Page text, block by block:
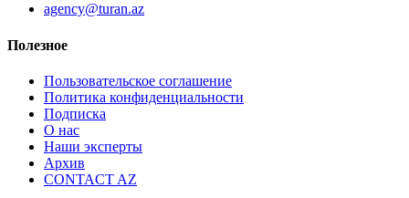
agency@turan.az
Полезное
Пользовательское соглашение
Политика конфиденциальности
Подписка
О нас
Наши эксперты
Архив
CONTACT AZ